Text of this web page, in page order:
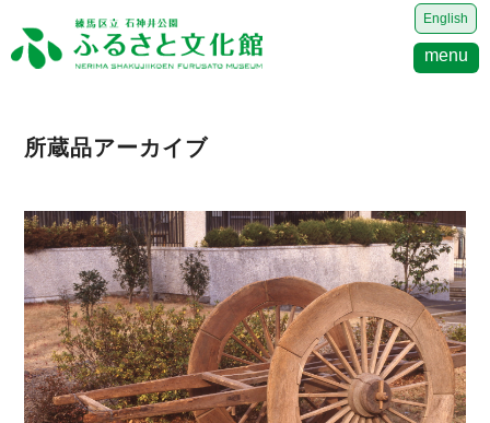
English
menu
所蔵品アーカイブ